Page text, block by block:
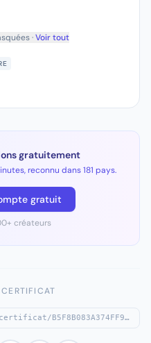
·Voir tout
gratuitement
reconnu dans 181 pays.
gratuit
créateurs